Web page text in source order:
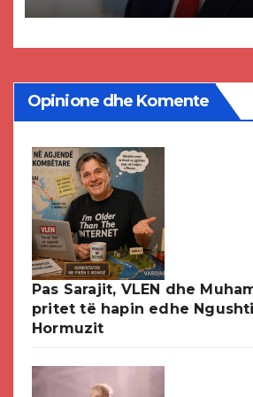
DPMNE-së
Opinione dhe Komente
Pas Sarajit, VLEN dhe
pritet të hapin edhe
Hormuzit